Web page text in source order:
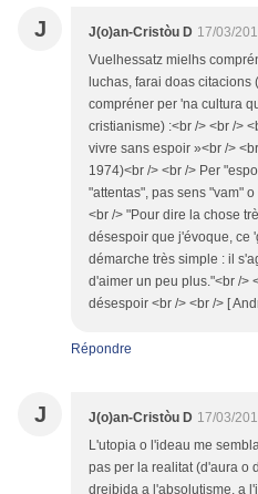
J J(o)an-Cristòu D 17/03/
Vuelhessatz mielhs
luchas, farai doas
compréner per 'na cultura
cristianisme) :<br /> <br />
vivre sans espoir »<br />
1974)<br /> <br /> Per
"attentas", pas sens "vam"
<br /> "Pour dire la chose
désespoir que j'évoque, ce
démarche très simple : il
d'aimer un peu plus."<br />
désespoir <br /> <br /> [
Répondre
J J(o)an-Cristòu D 17/03/
L'utopia o l'ideau me
pas per la realitat (d'aura o
dreibida a l'absolutisme, a